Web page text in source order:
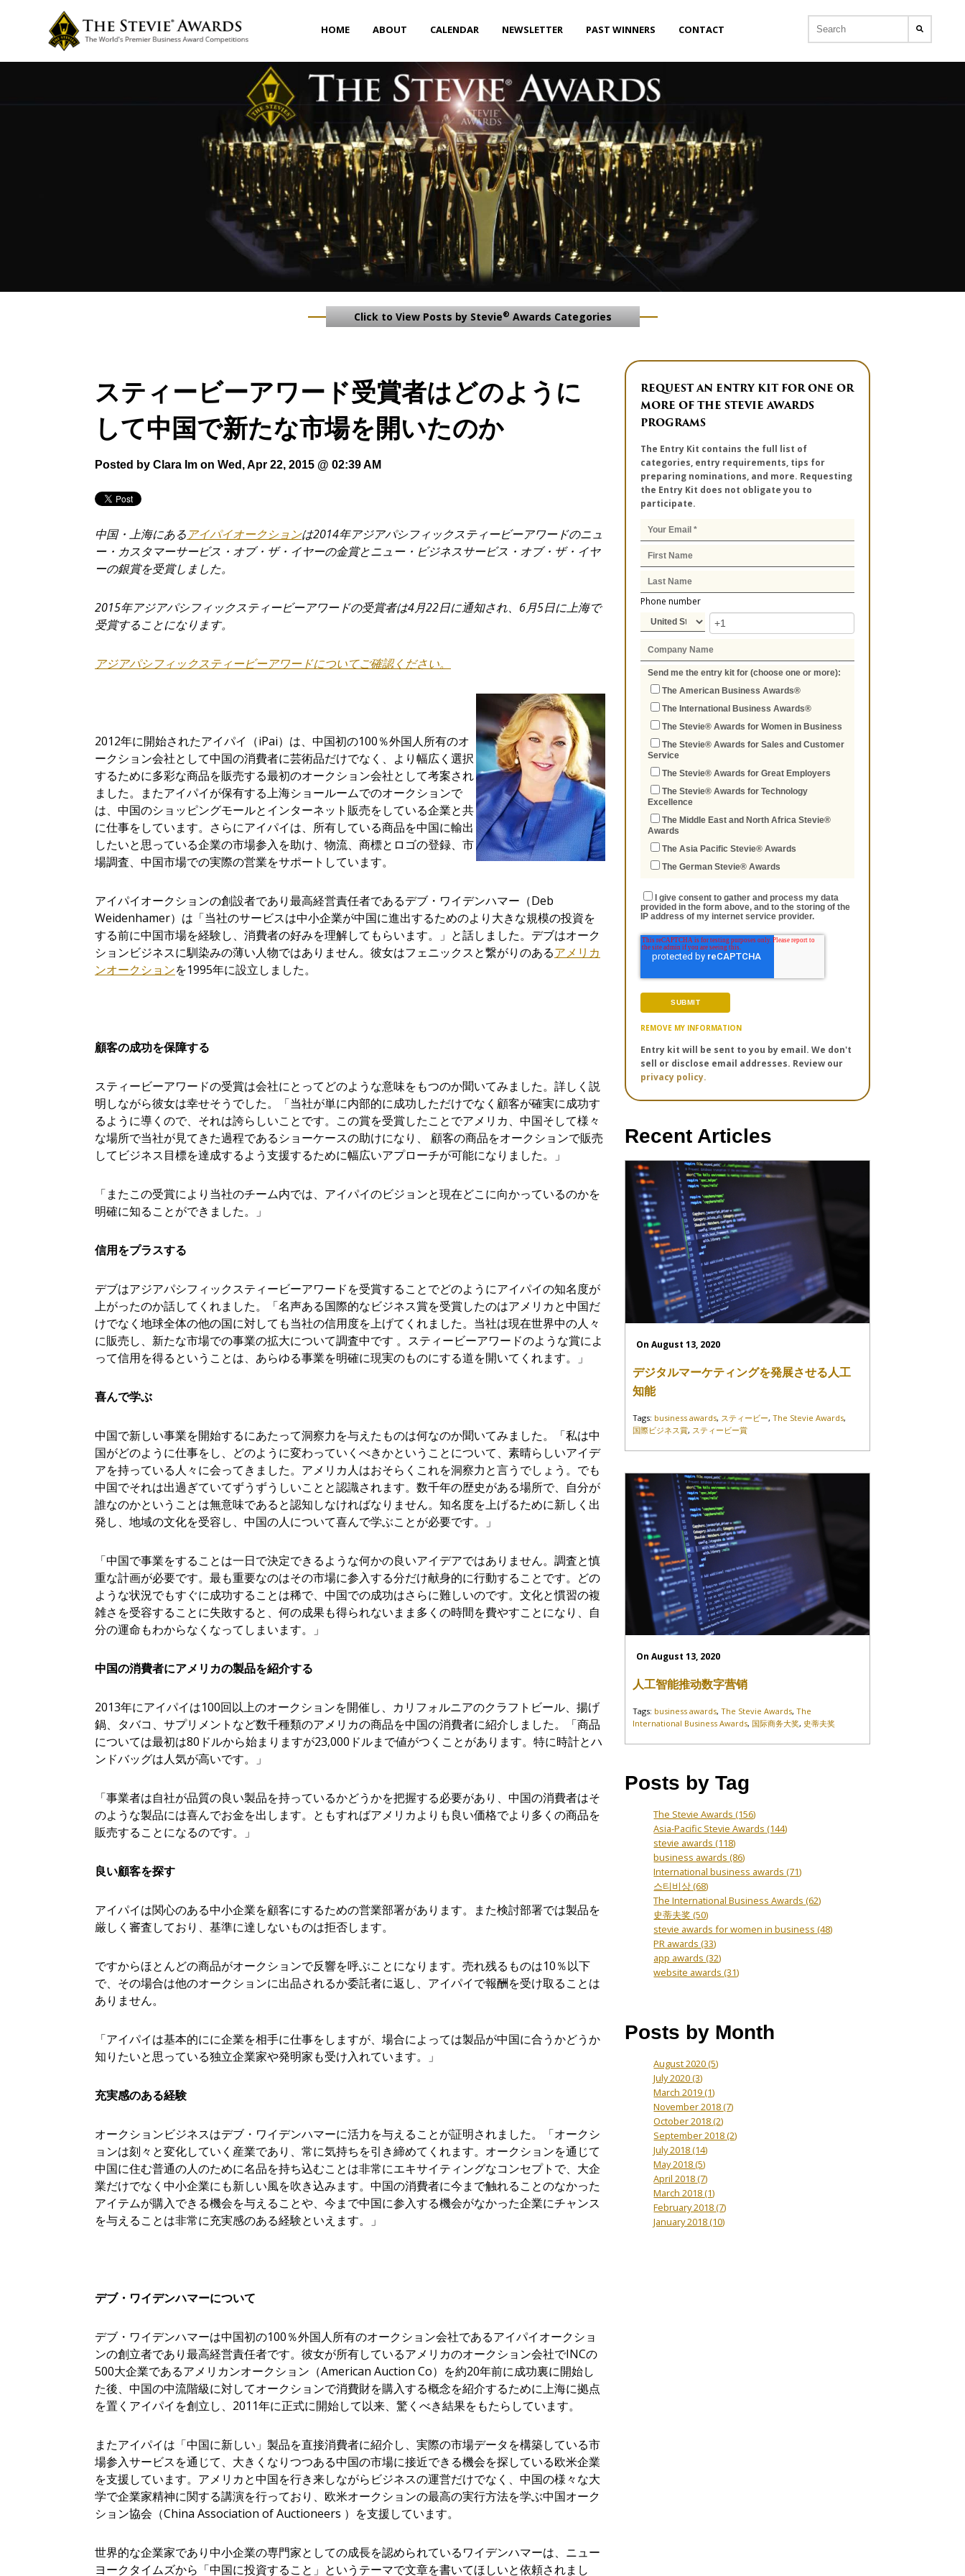
HOME ABOUT CALENDAR NEWSLETTER PAST WINNERS CONTACT
Click to View Posts by Stevie® Awards Categories
スティービーアワード受賞者はどのように
して中国で新たな市場を開いたのか
Posted by Clara Im on Wed, Apr 22, 2015 @ 02:39 AM
中国・上海にある アイパイオークションは2014年アジアパシフィックスティービーアワードのニュ
ー・カスタマーサービス・オブ・ザ・イヤーの金賞とニュー・ビジネスサービス・オブ・ザ・イヤ
ーの銀賞を受賞しました。
2015年アジアパシフィックスティービーアワードの受賞者は4月22日に通知され、 6月5日に上海で
受賞することになります。
アジアパシフィックスティービーアワードについてご確認ください。
2012年に開始されたアイパイ（iPai）は、中国初の100％外国人所有のオ
ークション会社として中国の消費者に芸術品だけでなく、より幅広く選択
するために多彩な商品を販売する最初のオークション会社として考案され
ました。またアイパイが保有する上海ショールームでのオークションで
は、中国のショッピングモールとインターネット販売をしている企業と共
に仕事をしています。さらにアイパイは、所有している商品を中国に輸出
したいと思っている企業の市場参入を助け、物流、商標とロゴの登録、市
場調査、中国市場での実際の営業をサポートしています。
アイパイオークションの創設者であり最高経営責任者であるデブ・ワイデンハマー（Deb
Weidenhamer）は「当社のサービスは中小企業が中国に進出するためのより大きな規模の投資を
する前に中国市場を経験し、消費者の好みを理解してもらいます。」と話しました。デブはオーク
ションビジネスに馴染みの薄い人物ではありません。彼女はフェニックスと繋がりのあるアメリカ
ンオークションを1995年に設立しました。
顧客の成功を保障する
スティービーアワードの受賞は会社にとってどのような意味をもつのか聞いてみました。詳しく説
明しながら彼女は幸せそうでした。「当社が単に内部的に成功しただけでなく顧客が確実に成功す
るように導くので、それは誇らしいことです。この賞を受賞したことでアメリカ、中国そして様々
な場所で当社が見てきた過程であるショーケースの助けになり、 顧客の商品をオークションで販売
してビジネス目標を達成するよう支援するために幅広いアプローチが可能になりました。」
「またこの受賞により当社のチーム内では、アイパイのビジョンと現在どこに向かっているのかを
明確に知ることができました。」
信用をプラスする
デブはアジアパシフィックスティービーアワードを受賞することでどのようにアイパイの知名度が
上がったのか話してくれました。「名声ある国際的なビジネス賞を受賞したのはアメリカと中国だ
けでなく地球全体の他の国に対しても当社の信用度を上げてくれました。当社は現在世界中の人々
に販売し、新たな市場での事業の拡大について調査中です 。スティービーアワードのような賞によ
って信用を得るということは、あらゆる事業を明確に現実のものにする道を開いてくれます。」
喜んで学ぶ
中国で新しい事業を開始するにあたって洞察力を与えたものは何なのか聞いてみました。「私は中
国がどのように仕事をし、どのように変わっていくべきかということについて、素晴らしいアイデ
アを持っている人々に会ってきました。アメリカ人はおそらくこれを洞察力と言うでしょう。でも
中国でそれは出過ぎていてずうずうしいことと認識されます。数千年の歴史がある場所で、自分が
誰なのかということは無意味であると認知しなければなりません。知名度を上げるために新しく出
発し、地域の文化を受容し、中国の人について喜んで学ぶことが必要です。」
「中国で事業をすることは一日で決定できるような何かの良いアイデアではありません。調査と慎
重な計画が必要です。最も重要なのはその市場に参入する分だけ献身的に行動することです。どの
ような状況でもすぐに成功することは稀で、中国での成功はさらに難しいのです。文化と慣習の複
雑さを受容することに失敗すると、何の成果も得られないまま多くの時間を費やすことになり、自
分の運命もわからなくなってしまいます。」
中国の消費者にアメリカの製品を紹介する
2013年にアイパイは100回以上のオークションを開催し、カリフォルニアのクラフトビール、揚げ
鍋、タバコ、サプリメントなど数千種類のアメリカの商品を中国の消費者に紹介しました。「商品
については最初は80ドルから始まりますが23,000ドルまで値がつくことがあります。特に時計とハ
ンドバッグは人気が高いです。」
「事業者は自社が品質の良い製品を持っているかどうかを把握する必要があり、中国の消費者はそ
のような製品には喜んでお金を出します。ともすればアメリカよりも良い価格でより多くの商品を
販売することになるのです。」
良い顧客を探す
アイパイは関心のある中小企業を顧客にするための営業部署があります。また検討部署では製品を
厳しく審査しており、基準に達しないものは拒否します。
ですからほとんどの商品がオークションで反響を呼ぶことになります。売れ残るものは10％以下
で、その場合は他のオークションに出品されるか委託者に返し、アイパイで報酬を受け取ることは
ありません。
「アイパイは基本的にに企業を相手に仕事をしますが、場合によっては製品が中国に合うかどうか
知りたいと思っている独立企業家や発明家も受け入れています。」
充実感のある経験
オークションビジネスはデブ・ワイデンハマーに活力を与えることが証明されました。「オークシ
ョンは刻々と変化していく産業であり、常に気持ちを引き締めてくれます。オークションを通じて
中国に住む普通の人のために名品を持ち込むことは非常にエキサイティングなコンセプトで、大企
業だけでなく中小企業にも新しい風を吹き込みます。中国の消費者に今まで触れることのなかった
アイテムが購入できる機会を与えることや、今まで中国に参入する機会がなかった企業にチャンス
を与えることは非常に充実感のある経験といえます。」
デブ・ワイデンハマーについて
デブ・ワイデンハマーは中国初の100％外国人所有のオークション会社であるアイパイオークショ
ンの創立者であり最高経営責任者です。彼女が所有しているアメリカのオークション会社でINCの
500大企業であるアメリカンオークション（American Auction Co）を約20年前に成功裏に開始し
た後、中国の中流階級に対してオークションで消費財を購入する概念を紹介するために上海に拠点
を置くアイパイを創立し、2011年に正式に開始して以来、驚くべき結果をもたらしています。
またアイパイは「中国に新しい」製品を直接消費者に紹介し、実際の市場データを構築している市
場参入サービスを通じて、大きくなりつつある中国の市場に接近できる機会を探している欧米企業
を支援しています。アメリカと中国を行き来しながらビジネスの運営だけでなく、中国の様々な大
学で企業家精神に関する講演を行っており、欧米オークションの最高の実行方法を学ぶ中国オーク
ション協会（China Association of Auctioneers ）を支援しています。
世界的な企業家であり中小企業の専門家としての成長を認められているワイデンハマーは、ニュー
ヨークタイムズから「中国に投資すること」というテーマで文章を書いてほしいと依頼されまし
REQUEST AN ENTRY KIT FOR ONE OR
MORE OF THE STEVIE AWARDS
PROGRAMS
The Entry Kit contains the full list of
categories, entry requirements, tips for
preparing nominations, and more. Requesting
the Entry Kit does not obligate you to
participate.
Phone number
Send me the entry kit for (choose one or more):
The American Business Awards®
The International Business Awards®
The Stevie® Awards for Women in Business
The Stevie® Awards for Sales and Customer
Service
The Stevie® Awards for Great Employers
The Stevie® Awards for Technology
Excellence
The Middle East and North Africa Stevie®
Awards
The Asia Pacific Stevie® Awards
The German Stevie® Awards
I give consent to gather and process my data
provided in the form above, and to the storing of the
IP address of my internet service provider.
REMOVE MY INFORMATION
Entry kit will be sent to you by email. We don't
sell or disclose email addresses. Review our
privacy policy.
Recent Articles
On August 13, 2020
デジタルマーケティングを発展させる人工
知能
Tags: business awards, スティービー,The Stevie Awards,
国際ビジネス賞, スティービー賞
On August 13, 2020
人工智能推动数字营销
Tags: business awards,The Stevie Awards,The
International Business Awards,国际商务大奖, 史蒂夫奖
Posts by Tag
The Stevie Awards(156)
Asia-Pacific Stevie Awards(144)
stevie awards(118)
business awards(86)
International business awards(71)
스티비상(68)
The International Business Awards(62)
史蒂夫奖(50)
stevie awards for women in business(48)
PR awards(33)
app awards(32)
website awards(31)
Posts by Month
August 2020(5)
July 2020(3)
March 2019(1)
November 2018(7)
October 2018(2)
September 2018(2)
July 2018(14)
May 2018(5)
April 2018(7)
March 2018(1)
February 2018(7)
January 2018(10)